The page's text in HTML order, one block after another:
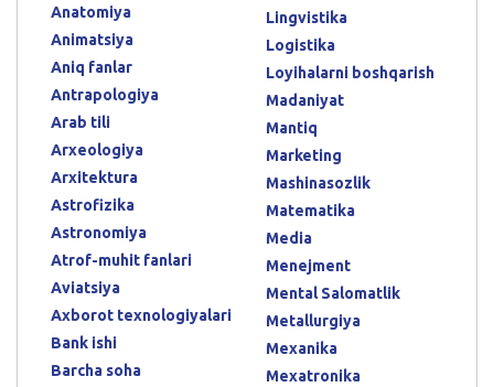
Anatomiya
Animatsiya
Aniq fanlar
Antrapologiya
Arab tili
Arxeologiya
Arxitektura
Astrofizika
Astronomiya
Atrof-muhit fanlari
Aviatsiya
Axborot texnologiyalari
Bank ishi
Barcha soha
Lingvistika
Logistika
Loyihalarni boshqarish
Madaniyat
Mantiq
Marketing
Mashinasozlik
Matematika
Media
Menejment
Mental Salomatlik
Metallurgiya
Mexanika
Mexatronika